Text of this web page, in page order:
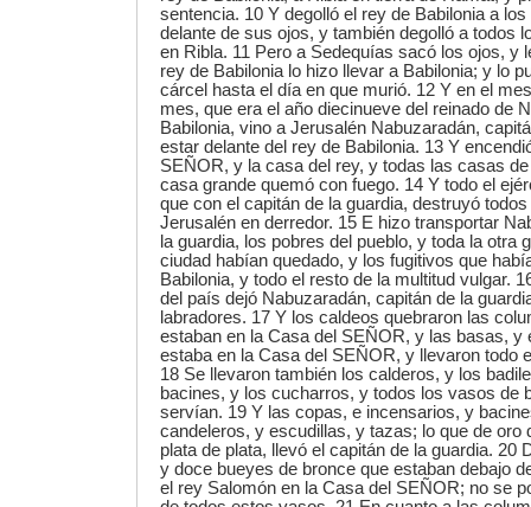
sentencia. 10 Y degolló el rey de Babilonia a
delante de sus ojos, y también degolló a todos
en Ribla. 11 Pero a Sedequías sacó los ojos, y
rey de Babilonia lo hizo llevar a Babilonia; y lo
cárcel hasta el día en que murió. 12 Y en el
mes, que era el año diecinueve del reinado de
Babilonia, vino a Jerusalén Nabuzaradán,
estar delante del rey de Babilonia. 13 Y
SEÑOR, y la casa del rey, y todas las casas
casa grande quemó con fuego. 14 Y todo el
que con el capitán de la guardia, destruyó
Jerusalén en derredor. 15 E hizo transportar
la guardia, los pobres del pueblo, y toda la otra
ciudad habían quedado, y los fugitivos que
Babilonia, y todo el resto de la multitud vulgar.
del país dejó Nabuzaradán, capitán de la
labradores. 17 Y los caldeos quebraron las
estaban en la Casa del SEÑOR, y las basas, y
estaba en la Casa del SEÑOR, y llevaron todo
18 Se llevaron también los calderos, y los
bacines, y los cucharros, y todos los vasos de
servían. 19 Y las copas, e incensarios, y
candeleros, y escudillas, y tazas; lo que de oro
plata de plata, llevó el capitán de la guardia. 20
y doce bueyes de bronce que estaban debajo
el rey Salomón en la Casa del SEÑOR; no se